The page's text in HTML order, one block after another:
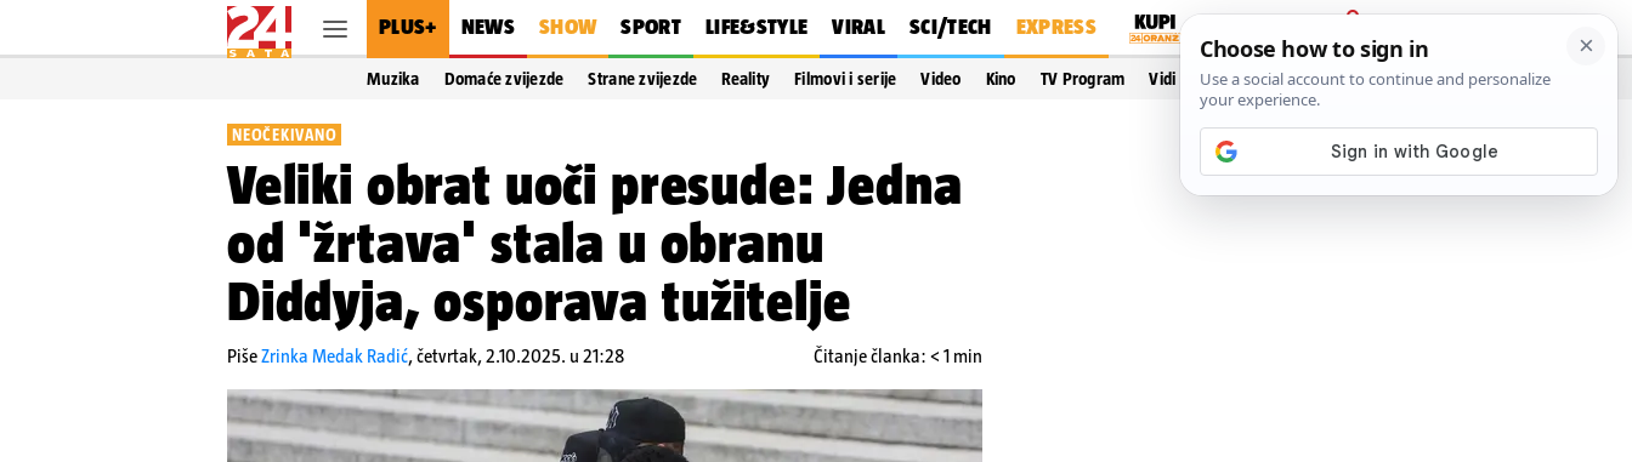
PLUS+ NEWS SHOW SPORT LIFE&STYLE VIRAL SCI/TECH EXPRESS
PRIJAVA
Muzika Domaće zvijezde Strane zvijezde Reality Filmovi i serije Video Kino TV Program Vidi još…
NEOČEKIVANO
Veliki obrat uoči presude: Jedna
od 'žrtava' stala u obranu
Diddyja, osporava tužitelje
PišeZrinka Medak Radić,četvrtak, 2.10.2025. u 21:28 Čitanje članka: < 1 min